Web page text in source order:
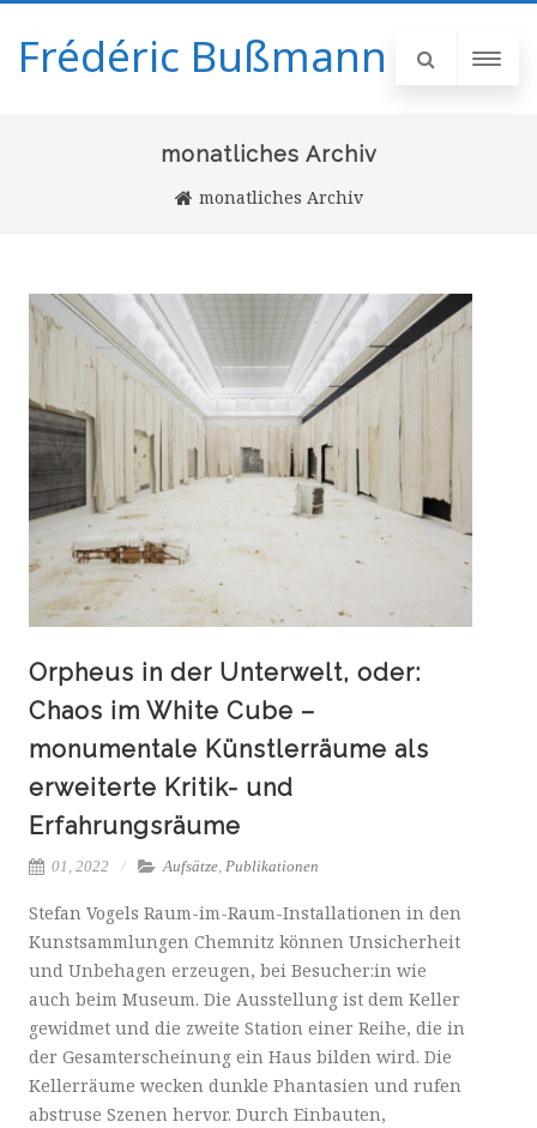
Frédéric Bußmann
monatliches Archiv
monatliches Archiv
Orpheus in der Unterwelt, oder:
Chaos im White Cube –
monumentale Künstlerräume als
erweiterte Kritik- und
Erfahrungsräume
01, 2022 Aufsätze Publikationen
Stefan Vogels Raum-im-Raum-Installationen in den
Kunstsammlungen Chemnitz können Unsicherheit
und Unbehagen erzeugen, bei Besucher:in wie
auch beim Museum. Die Ausstellung ist dem Keller
gewidmet und die zweite Station einer Reihe, die in
der Gesamterscheinung ein Haus bilden wird. Die
Kellerräume wecken dunkle Phantasien und rufen
abstruse Szenen hervor. Durch Einbauten,